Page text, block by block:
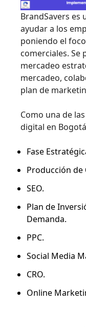
BrandSavers es
ayudar a los
poniendo el
comerciales. Se
mercadeo
mercadeo,
plan de
Como una de
digital en
Fase
Producción de
SEO.
Plan de
Demanda.
PPC.
Social Media
CRO.
Online